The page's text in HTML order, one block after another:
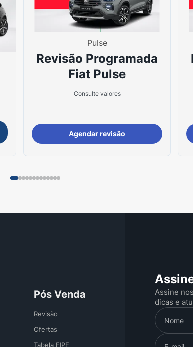
Pulse
Revisão Programada
Fiat Pulse
Consulte valores
Agendar revisão
Pós Venda
Revisão
Ofertas
Tabela FIPE
Assine
dicas e